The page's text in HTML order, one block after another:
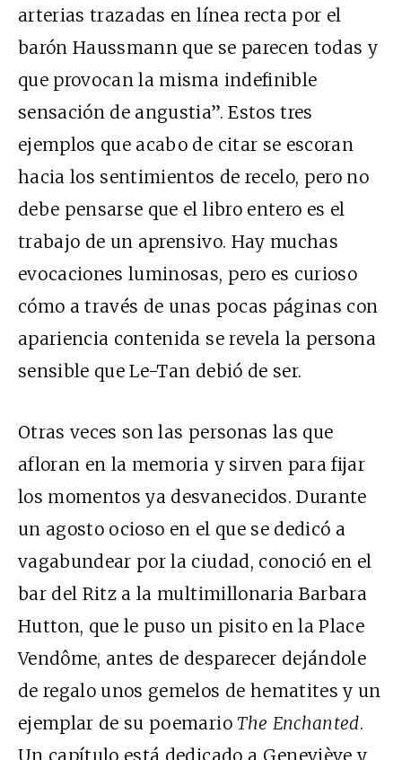
arterias trazadas en línea recta por el
barón Haussmann que se parecen todas y
que provocan la misma indefinible
sensación de angustia”. Estos tres
ejemplos que acabo de citar se escoran
hacia los sentimientos de recelo, pero no
debe pensarse que el libro entero es el
trabajo de un aprensivo. Hay muchas
evocaciones luminosas, pero es curioso
cómo a través de unas pocas páginas con
apariencia contenida se revela la persona
sensible que Le-Tan debió de ser.
Otras veces son las personas las que
afloran en la memoria y sirven para fijar
los momentos ya desvanecidos. Durante
un agosto ocioso en el que se dedicó a
vagabundear por la ciudad, conoció en el
bar del Ritz a la multimillonaria Barbara
Hutton, que le puso un pisito en la Place
Vendôme, antes de desparecer dejándole
de regalo unos gemelos de hematites y un
ejemplar de su poemarioThe Enchanted.
Un capítulo está dedicado a Geneviève y